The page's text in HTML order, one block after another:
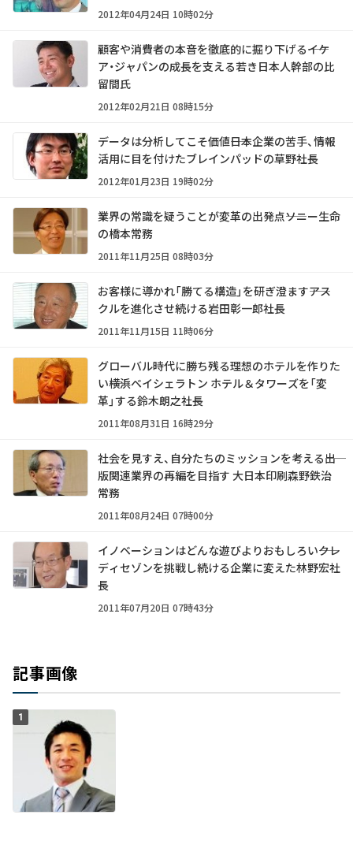
2012年04月24日 10時02分
顧客や消費者の本音を徹底的に掘り下げる――イケ
ア・ジャパンの成長を支える若き日本人幹部の比
留間氏
2012年02月21日 08時15分
データは分析してこそ価値――日本企業の苦手、情報
活用に目を付けたブレインパッドの草野社長
2012年01月23日 19時02分
業界の常識を疑うことが変革の出発点――ソニー生命
の橋本常務
2011年11月25日 08時03分
お客様に導かれ「勝てる構造」を研ぎ澄ます――アス
クルを進化させ続ける岩田彰一郎社長
2011年11月15日 11時06分
グローバル時代に勝ち残る理想のホテルを作りた
い――横浜ベイシェラトン ホテル＆タワーズを「変
革」する鈴木朗之社長
2011年08月31日 16時29分
社会を見すえ、自分たちのミッションを考える――出
版関連業界の再編を目指す 大日本印刷森野鉄治
常務
2011年08月24日 07時00分
イノベーションはどんな遊びよりおもしろい――クレ
ディセゾンを挑戦し続ける企業に変えた林野宏社
長
2011年07月20日 07時43分
記事画像
1